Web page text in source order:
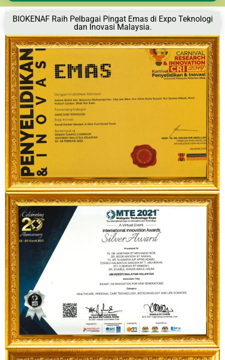
BIOKENAF Raih Pelbagai Pingat Emas di Expo Teknologi
dan Inovasi Malaysia.